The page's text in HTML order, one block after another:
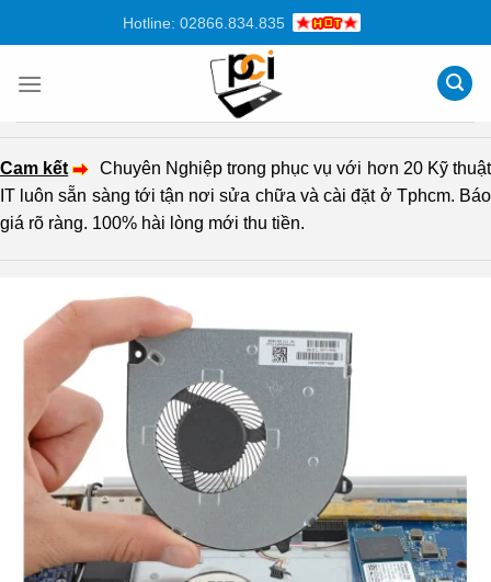
dung
Hotline: 02866.834.835
Cam kết
Chuyên Nghiệp trong phục vụ với hơn 20 Kỹ thuật
IT luôn sẵn sàng tới tận nơi sửa chữa và cài đặt ở Tphcm. Báo
giá rõ ràng. 100% hài lòng mới thu tiền.